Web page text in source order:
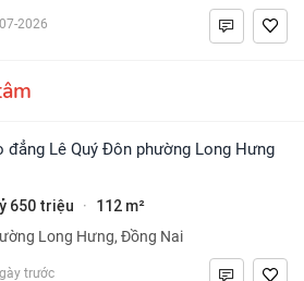
2026
650 triệu · 112 m²
Long Hưng, Đồng Nai
trước